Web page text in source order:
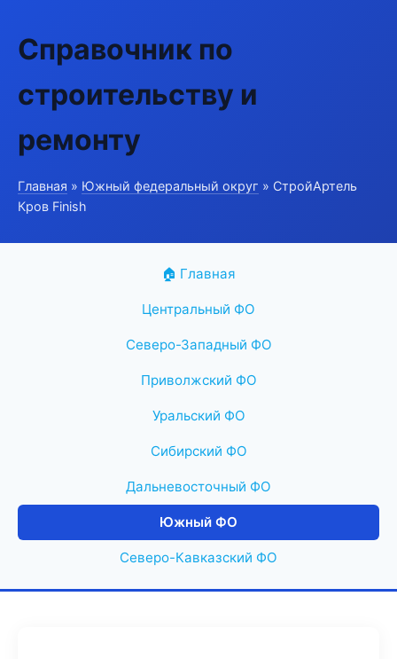
Справочник по
строительству и
ремонту
Главная » Южный федеральный округ » СтройАртель
Кров Finish
🏠 Главная
Центральный ФО
Северо-Западный ФО
Приволжский ФО
Уральский ФО
Сибирский ФО
Дальневосточный ФО
Южный ФО
Северо-Кавказский ФО